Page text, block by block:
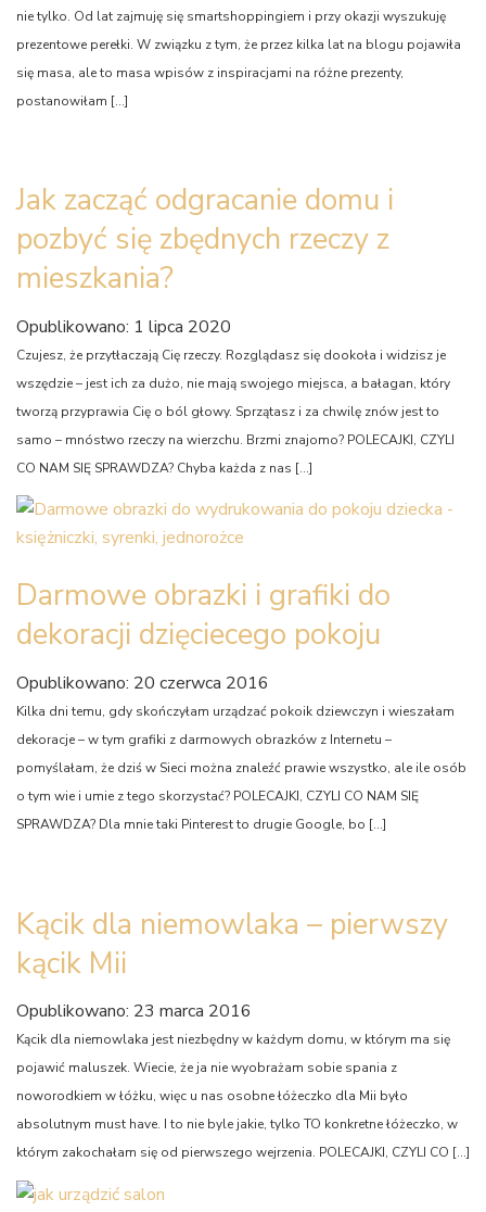
nie tylko. Od lat zajmuję się smartshoppingiem i przy okazji wyszukuję
prezentowe perełki. W związku z tym, że przez kilka lat na blogu pojawiła
się masa, ale to masa wpisów z inspiracjami na różne prezenty,
postanowiłam […]
Jak zacząć odgracanie domu i
pozbyć się zbędnych rzeczy z
mieszkania?
Opublikowano: 1 lipca 2020
Czujesz, że przytłaczają Cię rzeczy. Rozglądasz się dookoła i widzisz je
wszędzie – jest ich za dużo, nie mają swojego miejsca, a bałagan, który
tworzą przyprawia Cię o ból głowy. Sprzątasz i za chwilę znów jest to
samo – mnóstwo rzeczy na wierzchu. Brzmi znajomo? POLECAJKI, CZYLI
CO NAM SIĘ SPRAWDZA? Chyba każda z nas […]
Darmowe obrazki i grafiki do
dekoracji dzięciecego pokoju
Opublikowano: 20 czerwca 2016
Kilka dni temu, gdy skończyłam urządzać pokoik dziewczyn i wieszałam
dekoracje – w tym grafiki z darmowych obrazków z Internetu –
pomyślałam, że dziś w Sieci można znaleźć prawie wszystko, ale ile osób
o tym wie i umie z tego skorzystać? POLECAJKI, CZYLI CO NAM SIĘ
SPRAWDZA? Dla mnie taki Pinterest to drugie Google, bo […]
Kącik dla niemowlaka – pierwszy
kącik Mii
Opublikowano: 23 marca 2016
Kącik dla niemowlaka jest niezbędny w każdym domu, w którym ma się
pojawić maluszek. Wiecie, że ja nie wyobrażam sobie spania z
noworodkiem w łóżku, więc u nas osobne łóżeczko dla Mii było
absolutnym must have. I to nie byle jakie, tylko TO konkretne łóżeczko, w
którym zakochałam się od pierwszego wejrzenia. POLECAJKI, CZYLI CO […]